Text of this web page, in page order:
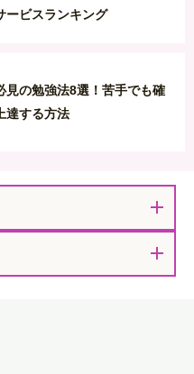
ービスランキング
見の勉強法8選！苦手でも確
達する方法